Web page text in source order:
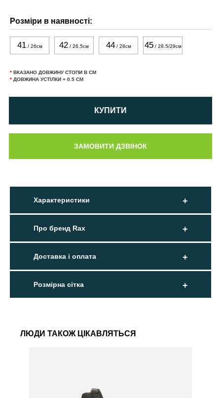
Розміри в наявності:
41/ 26см 42 / 26.5см 44/ 28см 45/ 28.5/29см
* ВКАЗАНО ДОВЖИНУ СТОПИ В СМ
* ДОВЖИНА УСТІЛКИ + 0.5 СМ
КУПИТИ
Характеристики
Про бренд Rax
Доставка і оплата
Розмірна сітка
ЛЮДИ ТАКОЖ ЦІКАВЛЯТЬСЯ